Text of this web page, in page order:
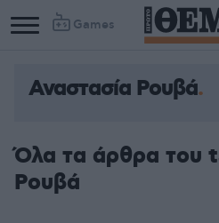
Games
Αναστασία Ρουβά
Όλα τα άρθρα του
Ρουβά